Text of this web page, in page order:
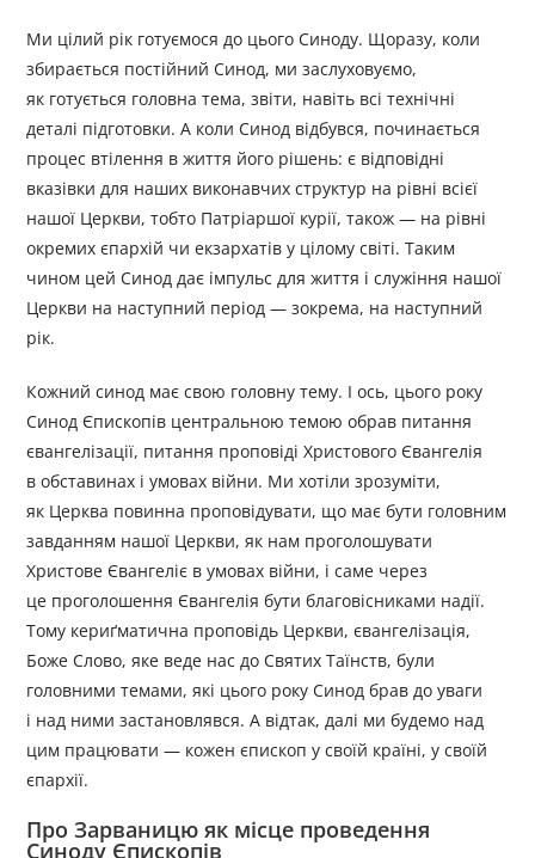
Ми цілий рік готуємося до цього Синоду. Щоразу, коли
збирається постійний Синод, ми заслуховуємо,
як готується головна тема, звіти, навіть всі технічні
деталі підготовки. А коли Синод відбувся, починається
процес втілення в життя його рішень: є відповідні
вказівки для наших виконавчих структур на рівні всієї
нашої Церкви, тобто Патріаршої курії, також — на рівні
окремих єпархій чи екзархатів у цілому світі. Таким
чином цей Синод дає імпульс для життя і служіння нашої
Церкви на наступний період — зокрема, на наступний
рік.
Кожний синод має свою головну тему. І ось, цього року
Синод Єпископів центральною темою обрав питання
євангелізації, питання проповіді Христового Євангелія
в обставинах і умовах війни. Ми хотіли зрозуміти,
як Церква повинна проповідувати, що має бути головним
завданням нашої Церкви, як нам проголошувати
Христове Євангеліє в умовах війни, і саме через
це проголошення Євангелія бути благовісниками надії.
Тому кериґматична проповідь Церкви, євангелізація,
Боже Слово, яке веде нас до Святих Таїнств, були
головними темами, які цього року Синод брав до уваги
і над ними застановлявся. А відтак, далі ми будемо над
цим працювати — кожен єпископ у своїй країні, у своїй
єпархії.
Про Зарваницю як місце проведення
Синоду Єпископів